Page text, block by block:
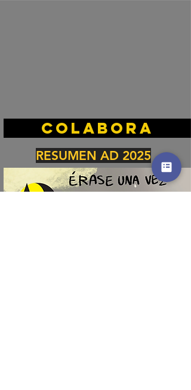
COLABORA
RESUMEN AD 2025